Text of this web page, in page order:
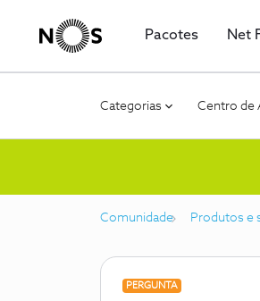
Pacotes Net
Categorias Centro de
Comunidade Produtos e
PERGUNTA